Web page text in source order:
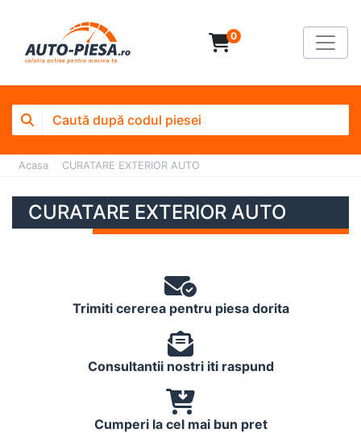
0
Acasa CURATARE EXTERIOR AUTO
CURATARE EXTERIOR AUTO
Trimiti cererea pentru piesa dorita
Consultantii nostri iti raspund
Cumperi la cel mai bun pret